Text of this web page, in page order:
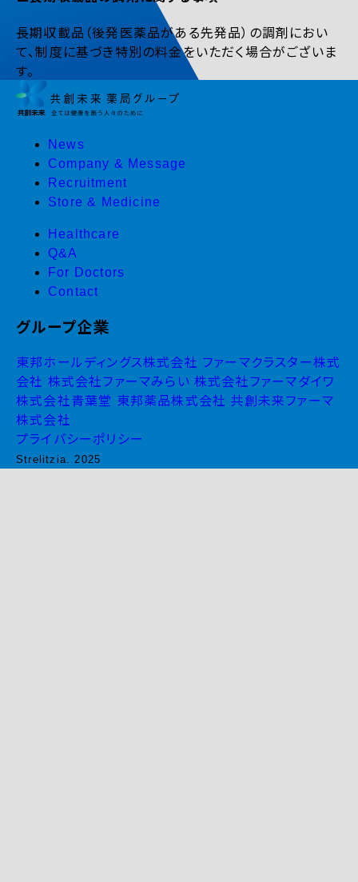
長期収載品（後発医薬品がある先発品）の調剤におい
て、制度に基づき特別の料金をいただく場合がございま
す。
News
Company & Message
Recruitment
Store & Medicine
Healthcare
Q&A
For Doctors
Contact
グループ企業
東邦ホールディングス株式会社 ファーマクラスター株式
会社 株式会社ファーマみらい 株式会社ファーマダイワ
株式会社青葉堂 東邦薬品株式会社 共創未来ファーマ
株式会社
プライバシーポリシー
Strelitzia. 2025